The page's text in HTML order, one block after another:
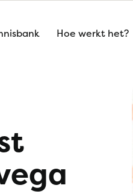
Hoe werkt het?